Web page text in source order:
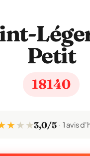
Petit
18140
★★ ★3,0/5 1 avis